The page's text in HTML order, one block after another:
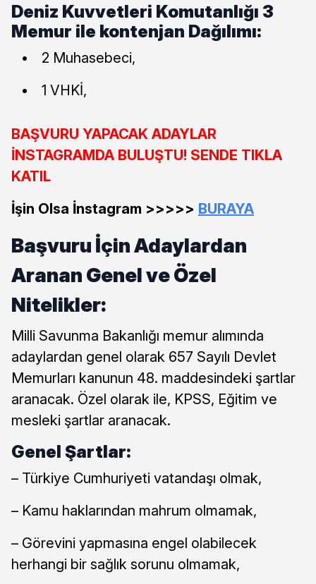
Deniz Kuvvetleri Komutanlığı 3
Memur ile kontenjan Dağılımı:
2 Muhasebeci,
1 VHKİ,
BAŞVURU YAPACAK ADAYLAR
İNSTAGRAMDA BULUŞTU! SENDE TIKLA
KATIL
İşin Olsa İnstagram >>>>> BURAYA
Başvuru İçin Adaylardan
Aranan Genel ve Özel
Nitelikler:
Milli Savunma Bakanlığı memur alımında
adaylardan genel olarak 657 Sayılı Devlet
Memurları kanunun 48. maddesindeki şartlar
aranacak. Özel olarak ile, KPSS, Eğitim ve
mesleki şartlar aranacak.
Genel Şartlar:
– Türkiye Cumhuriyeti vatandaşı olmak,
– Kamu haklarından mahrum olmamak,
– Görevini yapmasına engel olabilecek
herhangi bir sağlık sorunu olmamak,